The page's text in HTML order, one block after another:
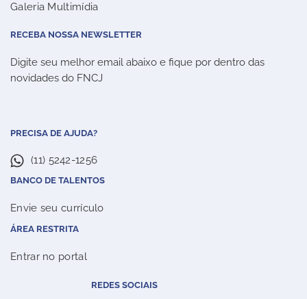
Galeria Multimídia
RECEBA NOSSA NEWSLETTER
Digite seu melhor email abaixo e fique por dentro das
novidades do FNCJ
PRECISA DE AJUDA?
(11) 5242-1256
BANCO DE TALENTOS
Envie seu currículo
ÁREA RESTRITA
Entrar no portal
REDES SOCIAIS